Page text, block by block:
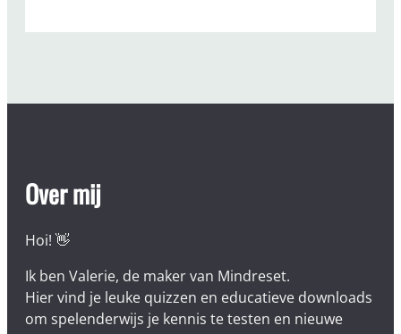
Over mij
Hoi! 👋
Ik ben Valerie, de maker van Mindreset.
Hier vind je leuke quizzen en educatieve downloads
om spelenderwijs je kennis te testen en nieuwe